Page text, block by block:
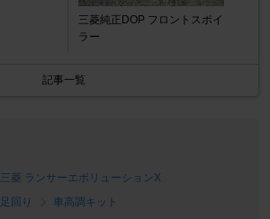
三菱純正DOP フロントスポイ
ラー
記事一覧
三菱 ランサーエボリューションX
足回り
車高調キット